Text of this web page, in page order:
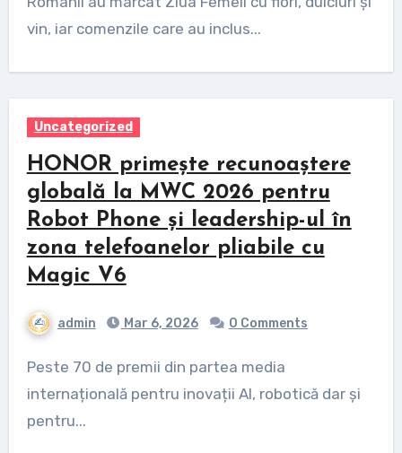
vin, iar comenzile care au inclus...
Uncategorized
HONOR primește recunoaștere
globală la MWC 2026 pentru
Robot Phone și leadership-ul în
zona telefoanelor pliabile cu
Magic V6
admin Mar 6, 2026 0 Comments
Peste 70 de premii din partea media
internațională pentru inovații AI, robotică dar și
pentru...